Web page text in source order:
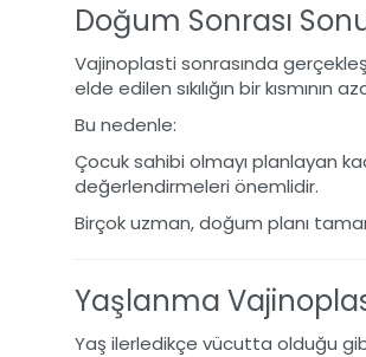
Doğum Sonrası
Vajinoplasti sonrasında
elde edilen sıkılığın bir kısmının
Bu nedenle:
Çocuk sahibi olmayı planlayan
değerlendirmeleri önemlidir.
Birçok uzman, doğum planı
Yaşlanma
Yaş ilerledikçe vücutta olduğu